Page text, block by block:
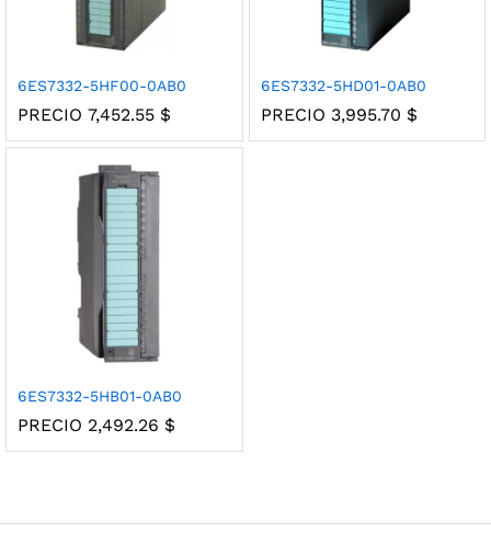
6ES7332-5HF00-0AB0
PRECIO 7,452.55 $
6ES7332-5HD01-0AB0
PRECIO 3,995.70 $
6ES7332-5HB01-0AB0
PRECIO 2,492.26 $